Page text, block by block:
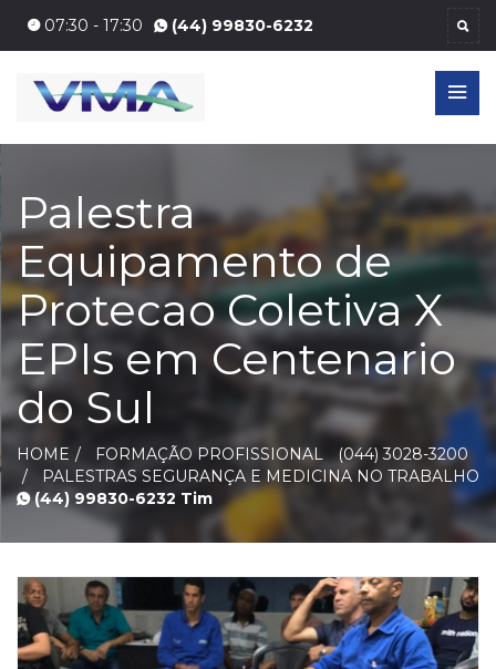
07:30 - 17:30 (44) 99830-6232
Palestra
Equipamento de
Protecao Coletiva X
EPIs em Centenario
do Sul
HOME
FORMAÇÃO PROFISSIONAL
PALESTRAS SEGURANÇA E MEDICINA NO TRABALHO
(044) 3028-3200
(44) 99830-6232 Tim